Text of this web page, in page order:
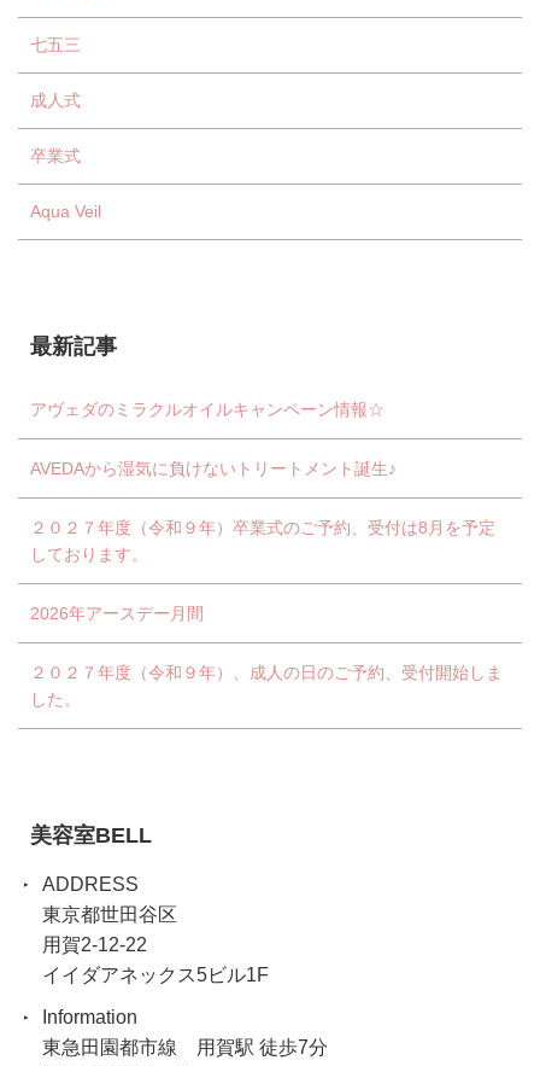
七五三
成人式
卒業式
Aqua Veil
最新記事
アヴェダのミラクルオイルキャンペーン情報☆
AVEDAから湿気に負けないトリートメント誕生♪
２０２７年度（令和９年）卒業式のご予約、受付は8月を予定
しております。
2026年アースデー月間
２０２７年度（令和９年）、成人の日のご予約、受付開始しま
した。
美容室BELL
ADDRESS
東京都世田谷区
用賀2-12-22
イイダアネックス5ビル1F
Information
東急田園都市線 用賀駅 徒歩7分